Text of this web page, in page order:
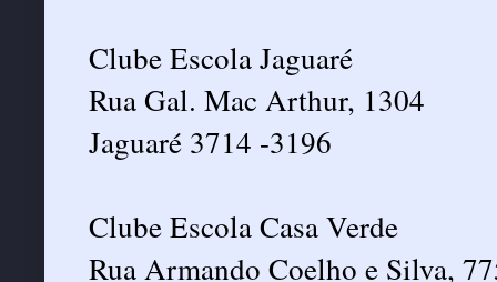
Clube Escola Jaguaré
Rua Gal. Mac Arthur, 1304
Jaguaré 3714 -3196
Clube Escola Casa Verde
Rua Armando Coelho e Silva,